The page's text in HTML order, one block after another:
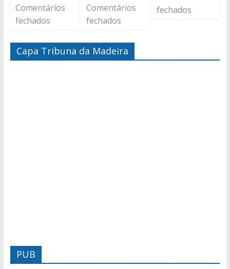
Comentários
fechados
Comentários
fechados
fechados
Capa Tribuna da Madeira
PUB